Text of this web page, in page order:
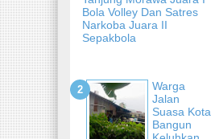
Bola Volley Dan Satres
Narkoba Juara II
Sepakbola
Warga
Jalan
Suasa Kota
Bangun